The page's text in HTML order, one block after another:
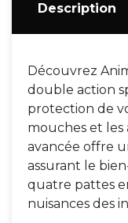
Description
Découvrez
double action
protection de
mouches et les
avancée offre
assurant le
quatre pattes
nuisances des